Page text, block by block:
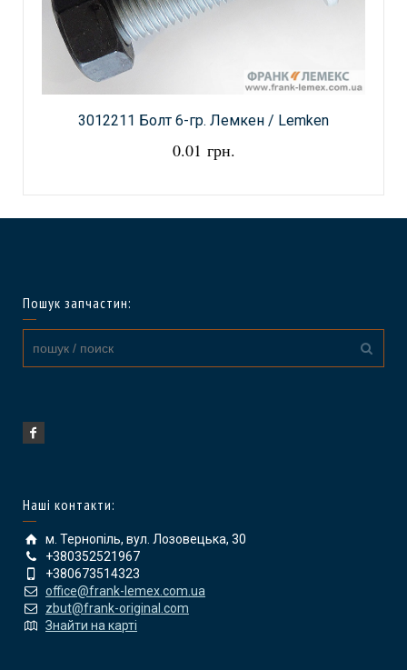
3012211 Болт 6-гр. Лемкен / Lemken
0.01 грн.
Пошук запчастин:
Наші контакти:
м. Тернопіль, вул. Лозовецька, 30
+380352521967
+380673514323
office@frank-lemex.com.ua
zbut@frank-original.com
Знайти на карті